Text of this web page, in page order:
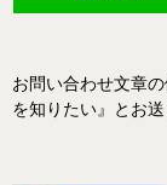
お問い合わせ文章
を知りたい』とお